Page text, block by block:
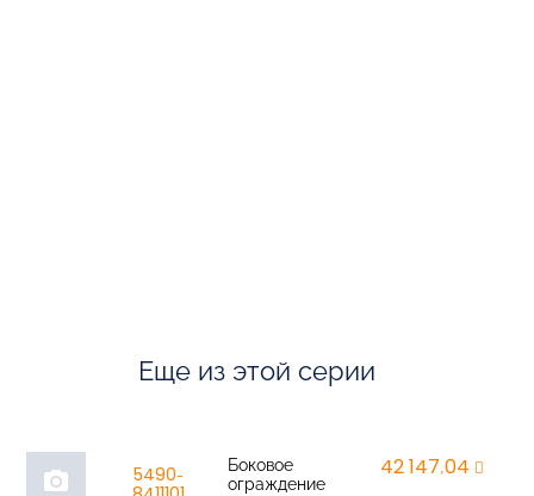
Еще из этой серии
photo_camera
5490-
Боковое
ограждение
42 147,04